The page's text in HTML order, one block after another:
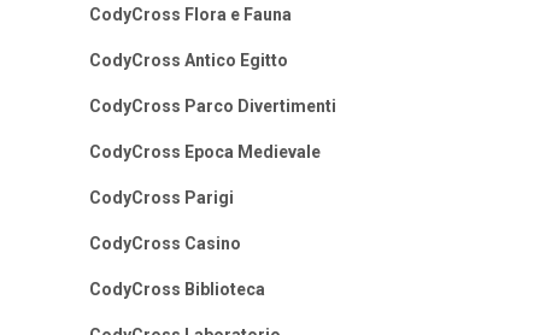
CodyCross Flora e Fauna
CodyCross Antico Egitto
CodyCross Parco Divertimenti
CodyCross Epoca Medievale
CodyCross Parigi
CodyCross Casino
CodyCross Biblioteca